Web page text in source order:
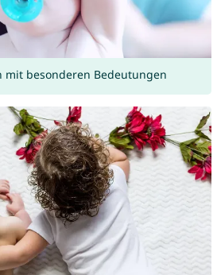
mit besonderen Bedeutungen